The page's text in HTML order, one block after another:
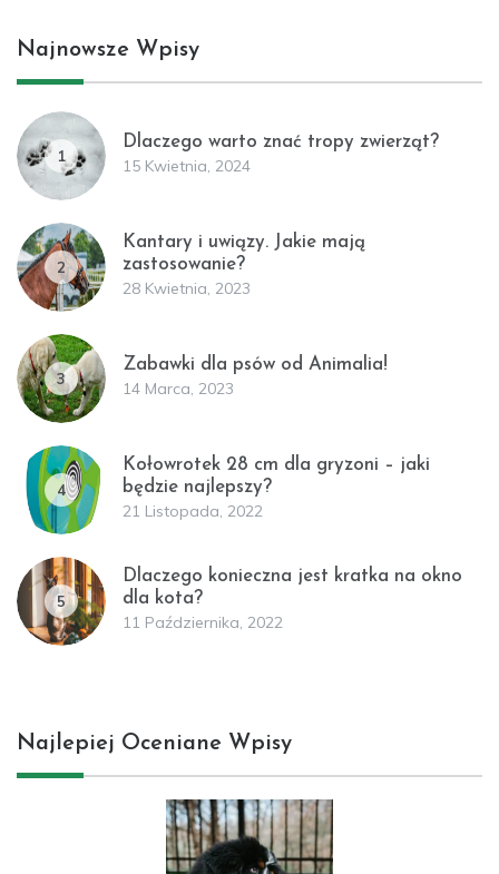
Najnowsze Wpisy
1
Dlaczego warto znać tropy zwierząt?
15 Kwietnia, 2024
2
Kantary i uwiązy. Jakie mają
zastosowanie?
28 Kwietnia, 2023
3
Zabawki dla psów od Animalia!
14 Marca, 2023
4
Kołowrotek 28 cm dla gryzoni – jaki
będzie najlepszy?
21 Listopada, 2022
5
Dlaczego konieczna jest kratka na okno
dla kota?
11 Października, 2022
Najlepiej Oceniane Wpisy